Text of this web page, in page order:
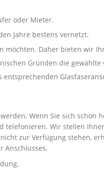
oder Mieter.
Jahre bestens vernetzt.
möchten. Daher bieten wir
Gründen die gewählte
Wenn Sie sich schon
telefonieren. Wir stellen
zur Verfügung stehen,
Anschlusses.